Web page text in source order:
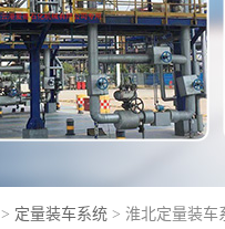
> 定量装车系统 > 淮北定量装车